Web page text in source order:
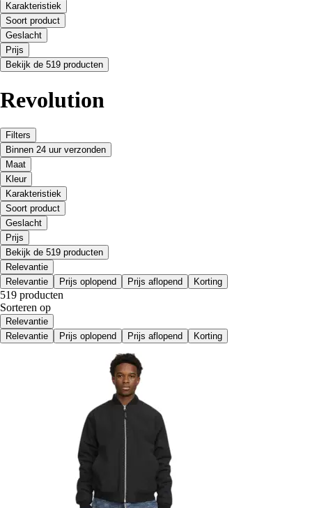
Karakteristiek
Soort product
Geslacht
Prijs
Bekijk de 519 producten
Revolution
Filters
Binnen 24 uur verzonden
Maat
Kleur
Karakteristiek
Soort product
Geslacht
Prijs
Bekijk de 519 producten
Relevantie
Relevantie
Prijs oplopend Prijs aflopend Korting
519 producten
Sorteren op
Relevantie
Relevantie
Prijs oplopend Prijs aflopend Korting